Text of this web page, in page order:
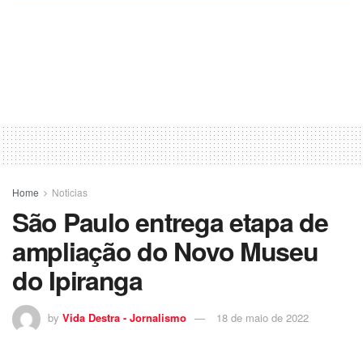
Home Noticias
São Paulo entrega etapa de
ampliação do Novo Museu
do Ipiranga
by Vida Destra - Jornalismo 18 de maio de 2022